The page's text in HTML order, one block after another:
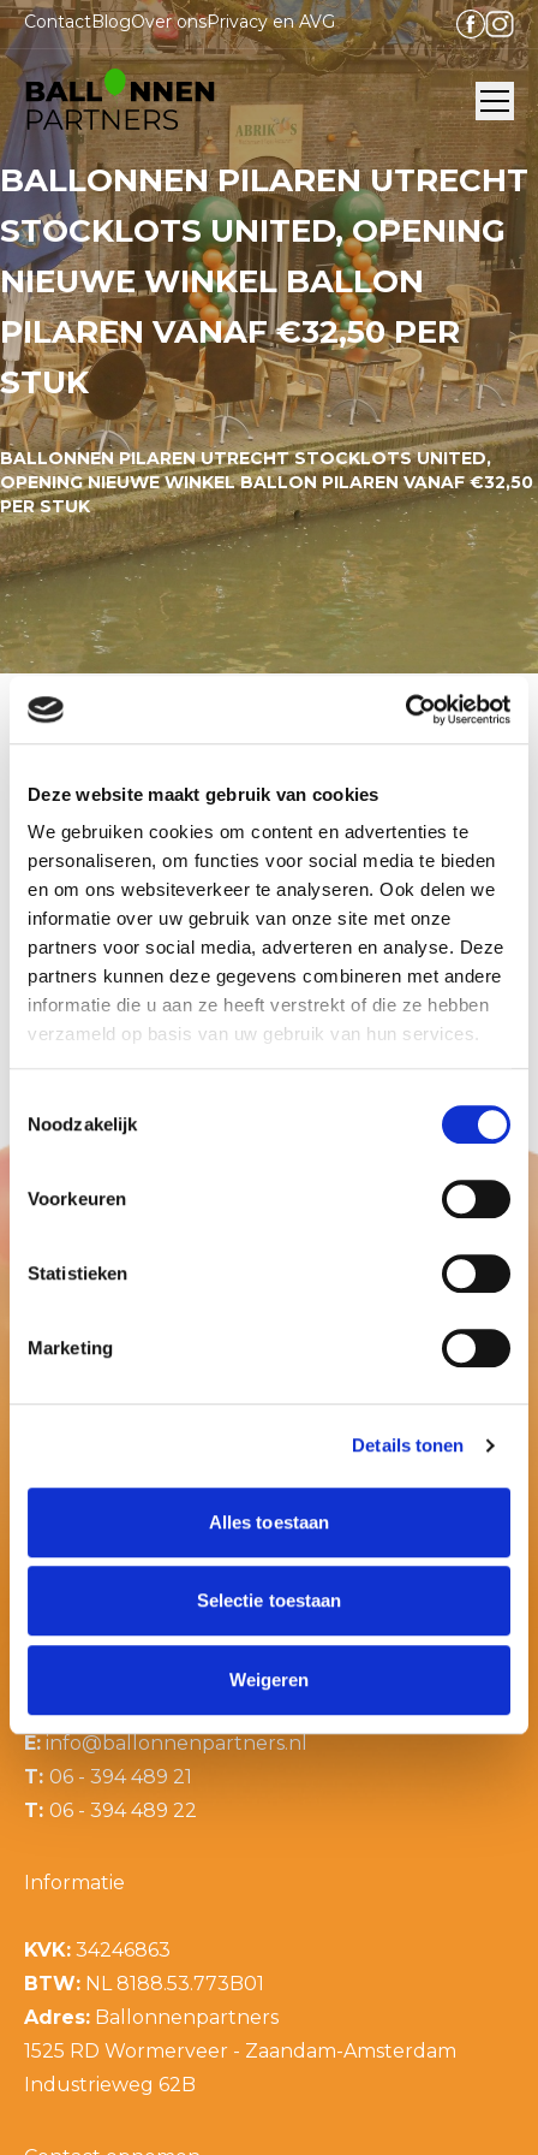
Deze website maakt gebruik van cookies
We gebruiken cookies om content en advertenties te
personaliseren, om functies voor social media te bieden
en om ons websiteverkeer te analyseren. Ook delen we
informatie over uw gebruik van onze site met onze
partners voor social media, adverteren en analyse. Deze
partners kunnen deze gegevens combineren met andere
informatie die u aan ze heeft verstrekt of die ze hebben
verzameld op basis van uw gebruik van hun services.
Noodzakelijk
Voorkeuren
Statistieken
Marketing
Details tonen
Alles toestaan
Selectie toestaan
Weigeren
ContactBlogOver onsPrivacy en AVG
BALLONNEN PILAREN UTRECHT
STOCKLOTS UNITED, OPENING
NIEUWE WINKEL BALLON
PILAREN VANAF €32,50 PER
STUK
BALLONNEN PILAREN UTRECHT STOCKLOTS UNITED,
OPENING NIEUWE WINKEL BALLON PILAREN VANAF €32,50
PER STUK
ballonnen pilaren Utrecht Stocklots United
ballonnen pilaren geleverd. In het nieuwe
gedeelte van winkelcentrum Hoog Catharijne is
Stocklots United geopend.
Naast de ballon pilaren kunt u ook gebruik maken
van
ballonnenboog opening winkel
ballon pilaren opening winkel
reuze helium ballonnen opening winkel
E: info@ballonnenpartners.nl
T: 06 - 394 489 21
T: 06 - 394 489 22
Informatie
KVK: 34246863
BTW: NL 8188.53.773B01
Adres: Ballonnenpartners
1525 RD Wormerveer - Zaandam-Amsterdam
Industrieweg 62B